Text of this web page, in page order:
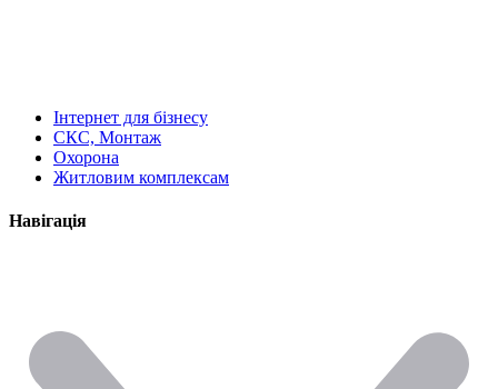
Інтернет для бізнесу
СКС, Монтаж
Охорона
Житловим комплексам
Навігація